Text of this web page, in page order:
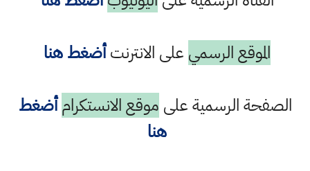
الموقع الرسمي على الانترنتأضغط هنا
الصفحة الرسمية على موقع الانستكرام أضغط
هنا